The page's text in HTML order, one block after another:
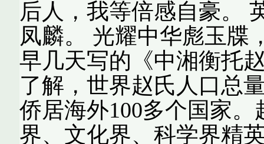
后人，我等倍感自豪。
凤麟。 光耀中华彪玉牒
早几天写的《中湘衡托
了解，世界赵氏人口总
侨居海外100多个国家
界、文化界、科学界精